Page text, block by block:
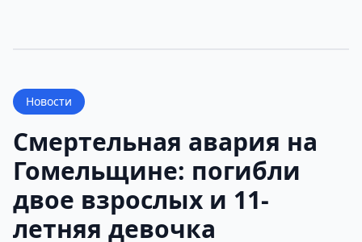
Новости
Смертельная авария на
Гомельщине: погибли
двое взрослых и 11-
летняя девочка